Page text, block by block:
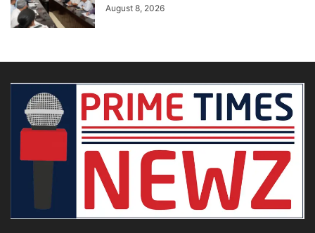
August 8, 2026